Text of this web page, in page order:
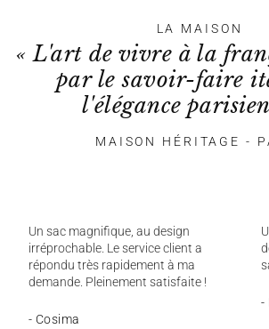
LA MAISON
« L'art de vivre à la
par le savoir-faire
l'élégance
MAISON HÉRITAGE -
Un sac magnifique, au design
irréprochable. Le service client a
répondu très rapidement à ma
demande. Pleinement satisfaite !
- Cosima
-